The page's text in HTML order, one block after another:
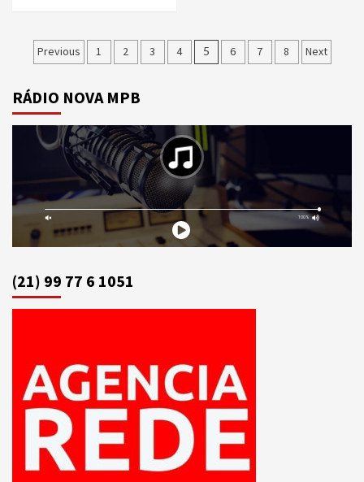
Navegação
posts
Previous 1 2 3 4 5 6 7 8 Next
RÁDIO NOVA MPB
(21) 99 77 6 1051